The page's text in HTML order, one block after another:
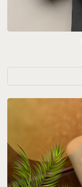
PRO MUŽE (9)
PRO PÁRY (4)